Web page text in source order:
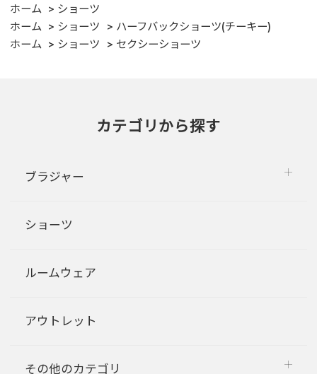
ホーム
ショーツ
ホーム
ショーツ
ハーフバックショーツ(チーキー)
ホーム
ショーツ セクシーショーツ
カテゴリから探す
ブラジャー
ショーツ
ルームウェア
アウトレット
その他のカテゴリ